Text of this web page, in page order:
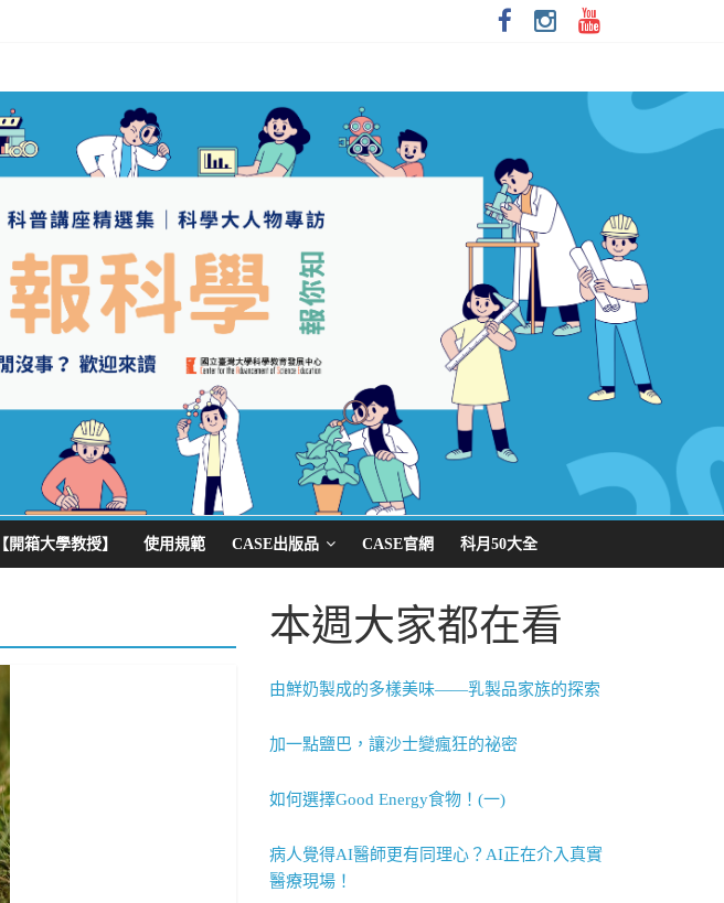
【開箱大學教授】 使用規範 CASE出版品 CASE官網 科月50大全
本週大家都在看
由鮮奶製成的多樣美味——乳製品家族的探索
加一點鹽巴，讓沙士變瘋狂的祕密
如何選擇Good Energy食物！(一)
病人覺得AI醫師更有同理心？AI正在介入真實
醫療現場！